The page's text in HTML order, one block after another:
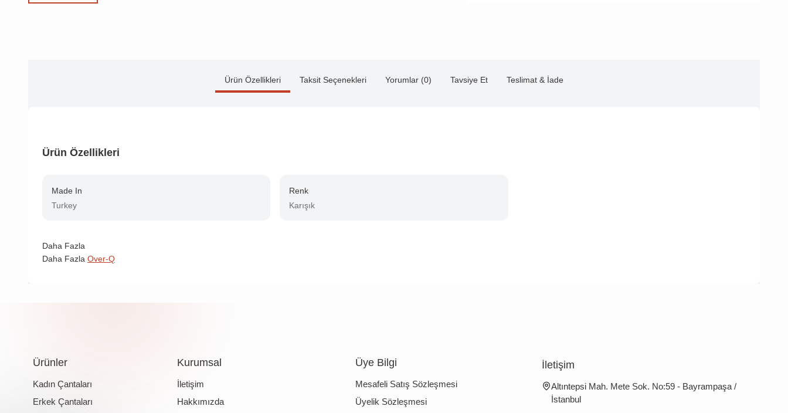
Ürün Özellikleri Taksit Seçenekleri Yorumlar (0) Tavsiye Et Teslimat & İade
Ürün Özellikleri
Made In
Turkey
Renk
Karışık
Daha Fazla
Daha Fazla Over-Q
Ürünler
Kadın Çantaları
Erkek Çantaları
Kurumsal
İletişim
Hakkımızda
Üye Bilgi
Mesafeli Satış Sözleşmesi
Üyelik Sözleşmesi
İletişim
Altıntepsi Mah. Mete Sok. No:59 - Bayrampaşa /
İstanbul